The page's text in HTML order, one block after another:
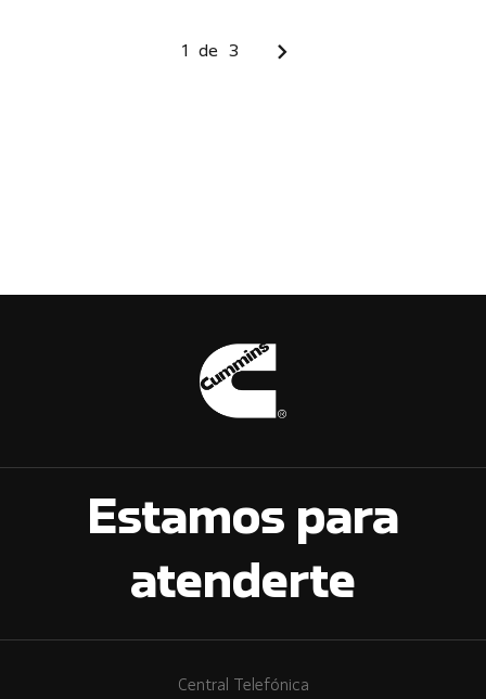
1 de 3
Estamos para
atenderte
Central Telefónica